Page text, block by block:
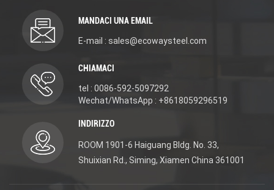
MANDACI UNA EMAIL
E-mail : sales@ecowaysteel.com
CHIAMACI
tel : 0086-592-5097292
Wechat/WhatsApp : +8618059296519
INDIRIZZO
ROOM 1901-6 Haiguang Bldg. No. 33,
Shuixian Rd., Siming, Xiamen China 361001